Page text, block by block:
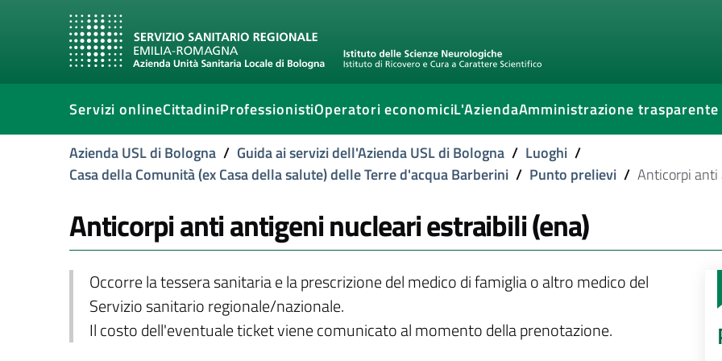
Servizi onlineCittadiniProfessionistiOperatori economiciL'AziendaAmministrazione trasparente
Azienda USL di Bologna / Guida ai servizi dell'Azienda USL di Bologna / Luoghi /
Casa della Comunità (ex Casa della salute) delle Terre d'acqua Barberini / Punto prelievi / Anticorpi anti
Anticorpi anti antigeni nucleari estraibili (ena)
Occorre la tessera sanitaria e la prescrizione del medico di famiglia o altro medico del
Servizio sanitario regionale/nazionale.
Il costo dell'eventuale ticket viene comunicato al momento della prenotazione.